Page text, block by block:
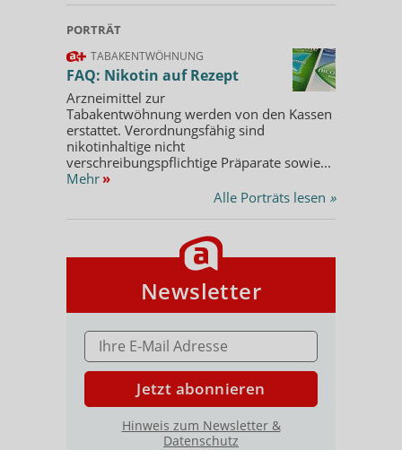
PORTRÄT
TABAKENTWÖHNUNG
FAQ: Nikotin auf Rezept
Arzneimittel zur
Tabakentwöhnung werden von den Kassen
erstattet. Verordnungsfähig sind
nikotinhaltige nicht
verschreibungspflichtige Präparate sowie...
Mehr »
Alle Porträts lesen »
Newsletter
E-MAIL ADRESSE
Jetzt abonnieren
Hinweis zum Newsletter &
Datenschutz